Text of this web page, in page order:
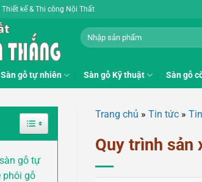
kế & Thi công Nội Thất
Tìm
kiếm:
Sàn gỗ tự nhiên Sàn gỗ Kỹ thuật Sàn gỗ
Toggle Table of Content
gỗ tự
phôi gỗ
Trang chủ » Tin tức »
Quy trình sản